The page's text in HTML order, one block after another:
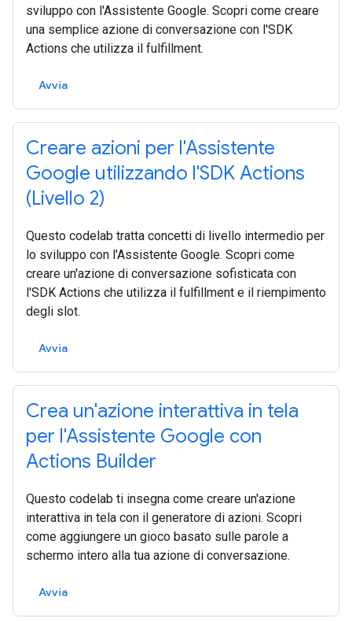
sviluppo con l'Assistente Google. Scopri come creare
una semplice azione di conversazione con l'SDK
Actions che utilizza il fulfillment.
Avvia
Creare azioni per l'Assistente
Google utilizzando l'SDK Actions
(Livello 2)
Questo codelab tratta concetti di livello intermedio per
lo sviluppo con l'Assistente Google. Scopri come
creare un'azione di conversazione sofisticata con
l'SDK Actions che utilizza il fulfillment e il riempimento
degli slot.
Avvia
Crea un'azione interattiva in tela
per l'Assistente Google con
Actions Builder
Questo codelab ti insegna come creare un'azione
interattiva in tela con il generatore di azioni. Scopri
come aggiungere un gioco basato sulle parole a
schermo intero alla tua azione di conversazione.
Avvia